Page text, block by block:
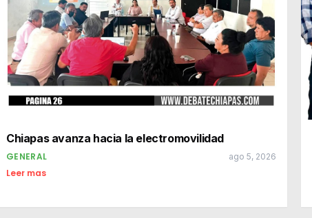
Chiapas avanza hacia la electromovilidad
GENERAL ago 5, 2026
Leer mas